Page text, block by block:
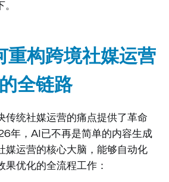
重构跨境社媒运营
的全链路
传统社媒运营的痛点提供了革命
年，AI已不再是简单的内容生成
媒运营的核心大脑，能够自动化
果优化的全流程工作：